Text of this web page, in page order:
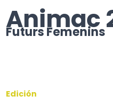
Animac
Futurs Femenins
Edición